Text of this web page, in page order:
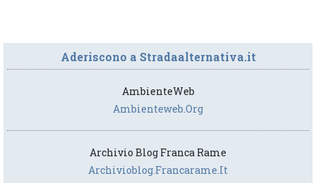
Aderiscono a Stradaalternativa.it
AmbienteWeb
Ambienteweb.org
Archivio Blog Franca Rame
Archivioblog.francarame.it